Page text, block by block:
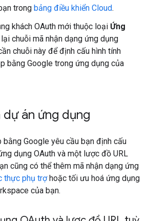
trong bảng điều khiển Cloud.
khách OAuth mới thuộc loại Ứng
lại chuỗi mã nhận dạng ứng dụng
chuỗi này để định cấu hình tính
bằng Google trong ứng dụng của
án ứng dụng
bằng Google yêu cầu bạn định cấu
dụng OAuth và một lược đồ URL
cũng có thể thêm mã nhận dạng ứng
thực phụ trợhoặc tối ưu hoá ứng dụng
của bạn.